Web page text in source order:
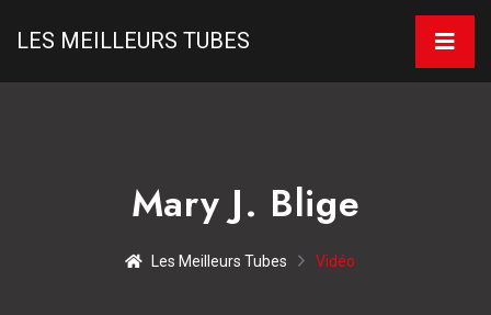
LES MEILLEURS TUBES
Mary J. Blige
Les Meilleurs Tubes Vidéo